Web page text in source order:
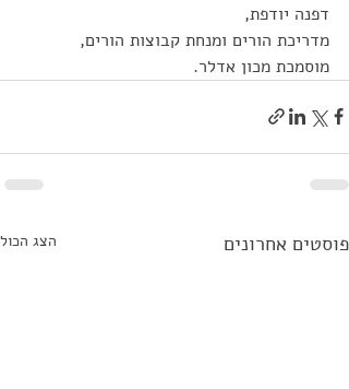
דפנה יודפת,
מדריכת הורים ומנחת קבוצות הורים,
מוסמכת מכון אדלר.
פוסטים אחרונים הצג הכול